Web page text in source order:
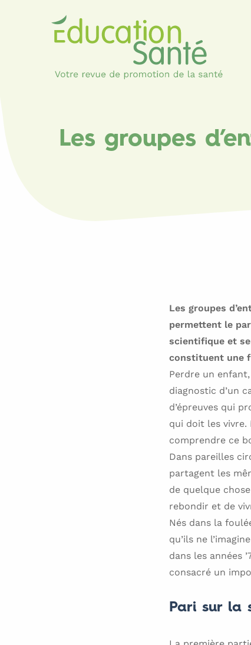
Les groupes
Les groupes
permettent le
scientifique et
constituent une
Perdre un
diagnostic d’un
d’épreuves qui
qui doit les vivre.
comprendre ce
Dans pareilles
partagent les
de quelque
rebondir et de
Nés dans la
qu’ils ne
dans les années
consacré un
Pari sur la